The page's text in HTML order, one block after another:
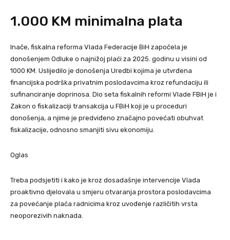
1.000 KM minimalna plata
Inače, fiskalna reforma Vlada Federacije BiH započela je
donošenjem Odluke o najnižoj plaći za 2025. godinu u visini od
1000 KM. Uslijedilo je donošenja Uredbi kojima je utvrđena
financijska podrška privatnim poslodavcima kroz refundaciju ili
sufinanciranje doprinosa. Dio seta fiskalnih reformi Vlade FBiH je i
Zakon o fiskalizaciji transakcija u FBiH koji je u proceduri
donošenja, a njime je predviđeno značajno povećati obuhvat
fiskalizacije, odnosno smanjiti sivu ekonomiju.
Oglas
Treba podsjetiti i kako je kroz dosadašnje intervencije Vlada
proaktivno djelovala u smjeru otvaranja prostora poslodavcima
za povećanje plaća radnicima kroz uvođenje različitih vrsta
neoporezivih naknada.